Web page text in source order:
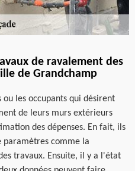
de ravalement des
de Grandchamp
les occupants qui désirent
de leurs murs extérieurs
des dépenses. En fait, ils
comme la
travaux. Ensuite, il y a l'état